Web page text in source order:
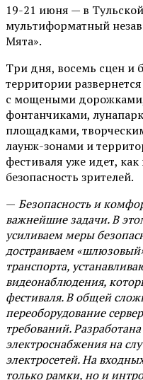
19-21 июня — в
мультиформатный
Мята».
Три дня, восемь сцен и
территории
с мощеными
фонтанчиками,
площадками,
лаунж-зонами и
фестиваля уже идет,
безопасность зрителей.
— Безопасность и
важнейшие задачи. В
усиливаем меры
достраиваем
транспорта,
видеонаблюдения,
фестиваля. В общей
переоборудование
требований.
электроснабжения на
электросетей. На
только рамки, но и